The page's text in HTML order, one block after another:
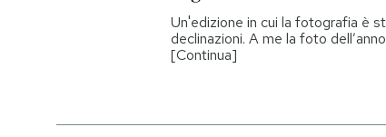
Un'edizione in cui la fotografia è
declinazioni. A me la foto
[Continua]